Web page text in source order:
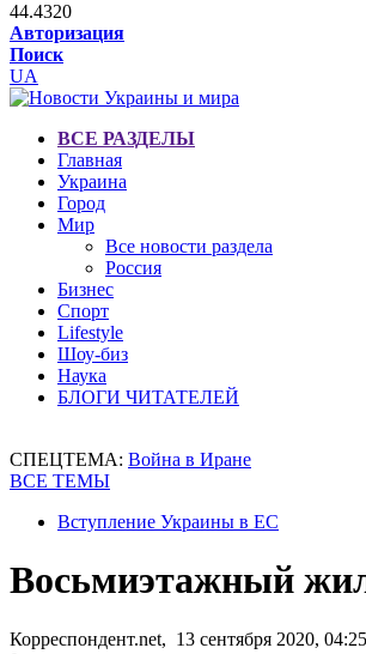
44.4320
Авторизация
Поиск
UA
ВСЕ РАЗДЕЛЫ
Главная
Украина
Город
Мир
Все новости раздела
Россия
Бизнес
Спорт
Lifestyle
Шоу-биз
Наука
БЛОГИ ЧИТАТЕЛЕЙ
СПЕЦТЕМА: Война в Иране
ВСЕ ТЕМЫ
Вступление Украины в ЕС
Восьмиэтажный
Корреспондент.net, 13 сентября 2020, 04:25